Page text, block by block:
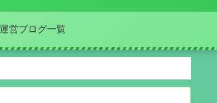
営ブログ一覧